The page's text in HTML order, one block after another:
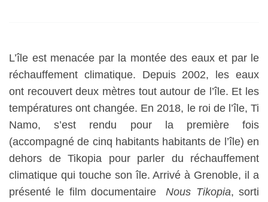
L’île est menacée par la montée des eaux et par le
réchauffement climatique. Depuis 2002, les eaux
ont recouvert deux mètres tout autour de l’île. Et les
températures ont changée. En 2018, le roi de l’île, Ti
Namo, s’est rendu pour la première fois
(accompagné de cinq habitants habitants de l’île) en
dehors de Tikopia pour parler du réchauffement
climatique qui touche son île. Arrivé à Grenoble, il a
présenté le film documentaireNous Tikopia, sorti